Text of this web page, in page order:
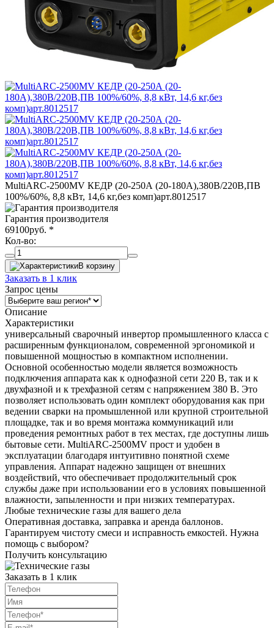
MultiARC-2500MV КЕДР (20-250А (20-180А),380В/220В,ПВ
100%/60%, 8,8 кВт, 14,6 кг,без комп)арт.8012517
Гарантия производителя
69100руб. *
Кол-во:
В корзину
Заказать в 1 клик
Запрос цены
Описание
Характеристики
универсальный сварочный инвертор промышленного класса с
расширенным функционалом, современной эргономикой и
повышенной мощностью в компактном исполнении.
Основной особенностью модели является возможность
подключения аппарата как к однофазной сети 220 В, так и к
двухфазной и к трехфазной сетям с напряжением 380 В. Это
позволяет использовать один комплект оборудования как при
ведении сварки на промышленной или крупной строительной
площадке, так и во время монтажа коммуникаций или
проведения ремонтных работ в тех местах, где доступны лишь
бытовые сети. MultiARC-2500MV прост и удобен в
эксплуатации благодаря интуитивно понятной схеме
управления. Аппарат надежно защищен от внешних
воздействий, что обеспечивает продолжительный срок
службы даже при использовании его в условиях повышенной
влажности, запыленности и при низких температурах.
Любые технические газы для вашего дела
Оперативная доставка, заправка и аренда баллонов.
Гарантируем чистоту смеси и исправность емкостей. Нужна
помощь с выбором?
Получить консультацию
Заказать в 1 клик